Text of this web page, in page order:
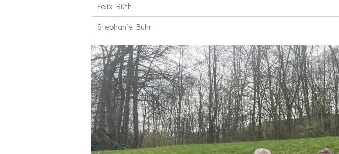
Felix Rüth
Stephanie Buhr